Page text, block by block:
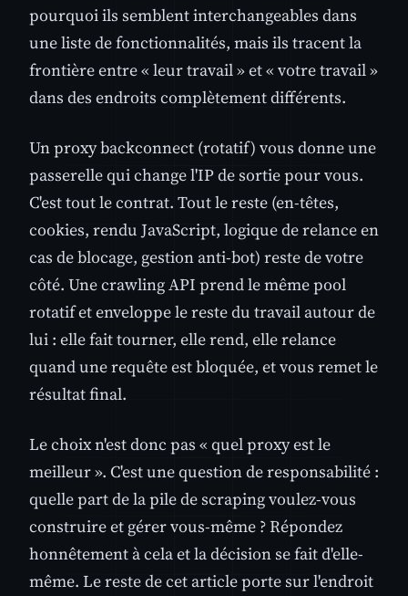
pourquoi ils semblent interchangeables dans
une liste de fonctionnalités, mais ils tracent la
frontière entre « leur travail » et « votre travail »
dans des endroits complètement différents.
Un proxy backconnect (rotatif) vous donne une
passerelle qui change l'IP de sortie pour vous.
C'est tout le contrat. Tout le reste (en-têtes,
cookies, rendu JavaScript, logique de relance en
cas de blocage, gestion anti-bot) reste de votre
côté. Une crawling API prend le même pool
rotatif et enveloppe le reste du travail autour de
lui : elle fait tourner, elle rend, elle relance
quand une requête est bloquée, et vous remet le
résultat final.
Le choix n'est donc pas « quel proxy est le
meilleur ». C'est une question de responsabilité :
quelle part de la pile de scraping voulez-vous
construire et gérer vous-même ? Répondez
honnêtement à cela et la décision se fait d'elle-
même. Le reste de cet article porte sur l'endroit